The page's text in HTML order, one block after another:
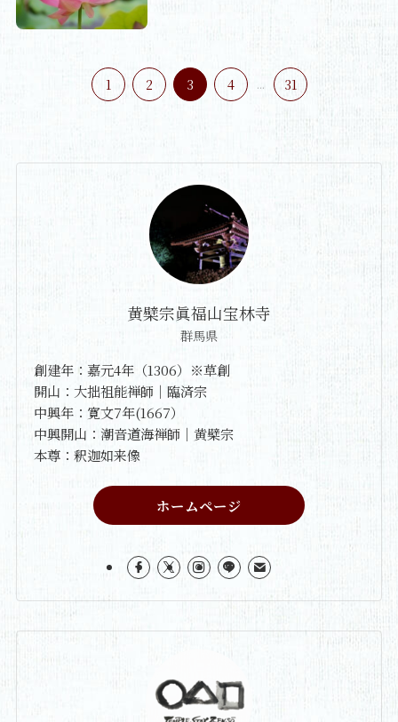
1 2 3 4 ... 31
黄檗宗眞福山宝林寺
群馬県
創建年：嘉元4年（1306）※草創
開山：大拙祖能禅師｜臨済宗
中興年：寛文7年(1667）
中興開山：潮音道海禅師｜黄檗宗
本尊：釈迦如来像
ホームページ